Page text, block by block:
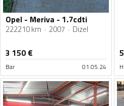
Opel - Meriva - 1.7cdti
222210 km 2007 Dizel
3 150€
Bar 01.05.24